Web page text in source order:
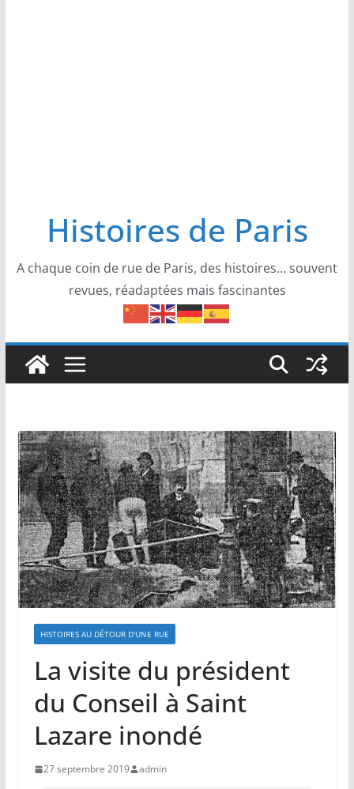
Histoires de Paris
A chaque coin de rue de Paris, des histoires… souvent
revues, réadaptées mais fascinantes
HISTOIRES AU DÉTOUR D'UNE RUE
La visite du président
du Conseil à Saint
Lazare inondé
27 septembre 2019 admin